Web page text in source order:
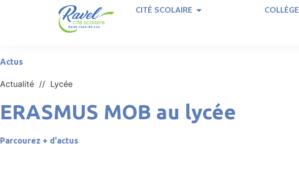
CITÉ SCOLAIRE COLLÈGE
Actus
Actualité // Lycée
ERASMUS MOB au lycée
Parcourez + d'actus